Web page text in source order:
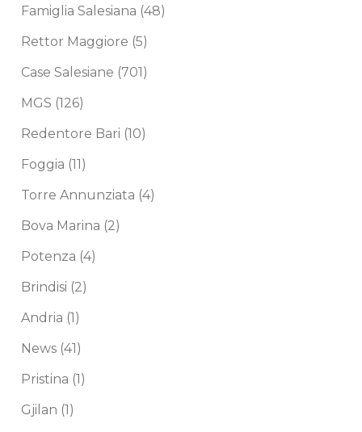
Famiglia Salesiana (48)
Rettor Maggiore (5)
Case Salesiane (701)
MGS (126)
Redentore Bari (10)
Foggia (11)
Torre Annunziata (4)
Bova Marina (2)
Potenza (4)
Brindisi (2)
Andria (1)
News (41)
Pristina (1)
Gjilan (1)